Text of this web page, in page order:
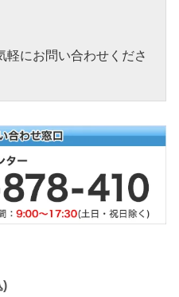
軽にお問い合わせくださ
)